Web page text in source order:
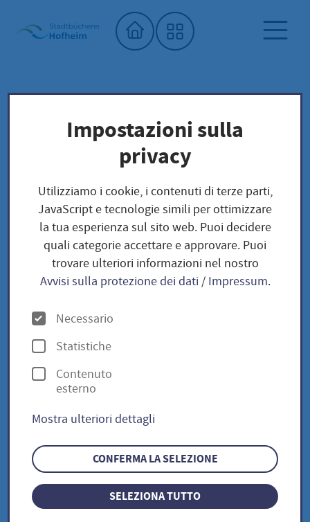
Home"
Biblioteca comunale
Biblioteca dei semi
Unser Saatgut: Aussaat - Ernte -
Kräuter und Blumen
BLUMEN
Buschzinnie / Zinnia angustifolia
Buschzinnie / Zinnia
angustifolia
Buschzinnie / Zinnia
angustifolia
Impostazioni sulla
privacy
Utilizziamo i cookie, i contenuti di terze parti,
JavaScript e tecnologie simili per ottimizzare
la tua esperienza sul sito web. Puoi decidere
quali categorie accettare e approvare. Puoi
trovare ulteriori informazioni nel nostro
Avvisi sulla protezione dei dati/ Impressum.
O
p
z
i
n
Necessario
Statistiche
Contenuto
esterno
Mostra ulteriori dettagli
CONFERMA LA SELEZIONE
SELEZIONA TUTTO